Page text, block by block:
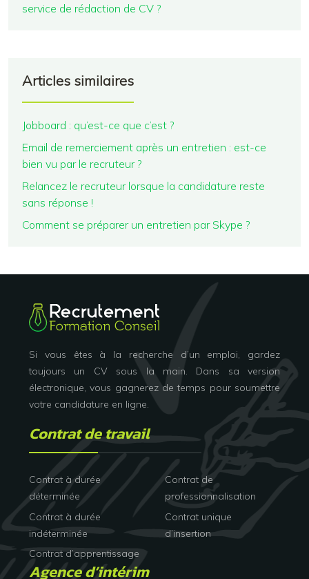
service de rédaction de CV ?
Articles similaires
Jobboard : qu’est-ce que c’est ?
Email de remerciement après un entretien : est-ce
bien vu par le recruteur ?
Relancez le recruteur lorsque la candidature reste
sans réponse !
Comment se préparer un entretien par Skype ?
Si vous êtes à la recherche d’un emploi, gardez
toujours un CV sous la main. Dans sa version
électronique, vous gagnerez de temps pour soumettre
votre candidature en ligne.
Contrat de travail
Contrat à durée
déterminée
Contrat à durée
indéterminée
Contrat d’apprentissage
Contrat de
professionnalisation
Contrat unique
d’insertion
Agence d’intérim